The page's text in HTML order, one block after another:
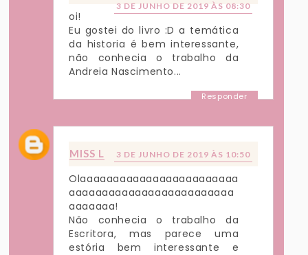
3 DE JUNHO DE 2019 ÀS 08:30
oi!
Eu gostei do livro :D a temática
da historia é bem interessante,
não conhecia o trabalho da
Andreia Nascimento...
Responder
MISS L 3 DE JUNHO DE 2019 ÀS 10:50
Olaaaaaaaaaaaaaaaaaaaaaaaa
aaaaaaaaaaaaaaaaaaaaaaaaa
aaaaaaa!
Não conhecia o trabalho da
Escritora, mas parece uma
estória bem interessante e